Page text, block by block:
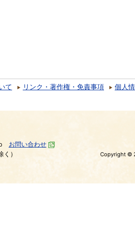
て リンク・著作権・免責事項 個人
お問い合わせ
）
Copyright ©